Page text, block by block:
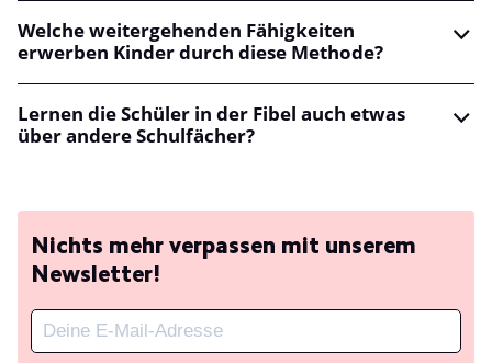
Welche weitergehenden Fähigkeiten
erwerben Kinder durch diese Methode?
Lernen die Schüler in der Fibel auch etwas
über andere Schulfächer?
Nichts mehr verpassen mit unserem
Newsletter!